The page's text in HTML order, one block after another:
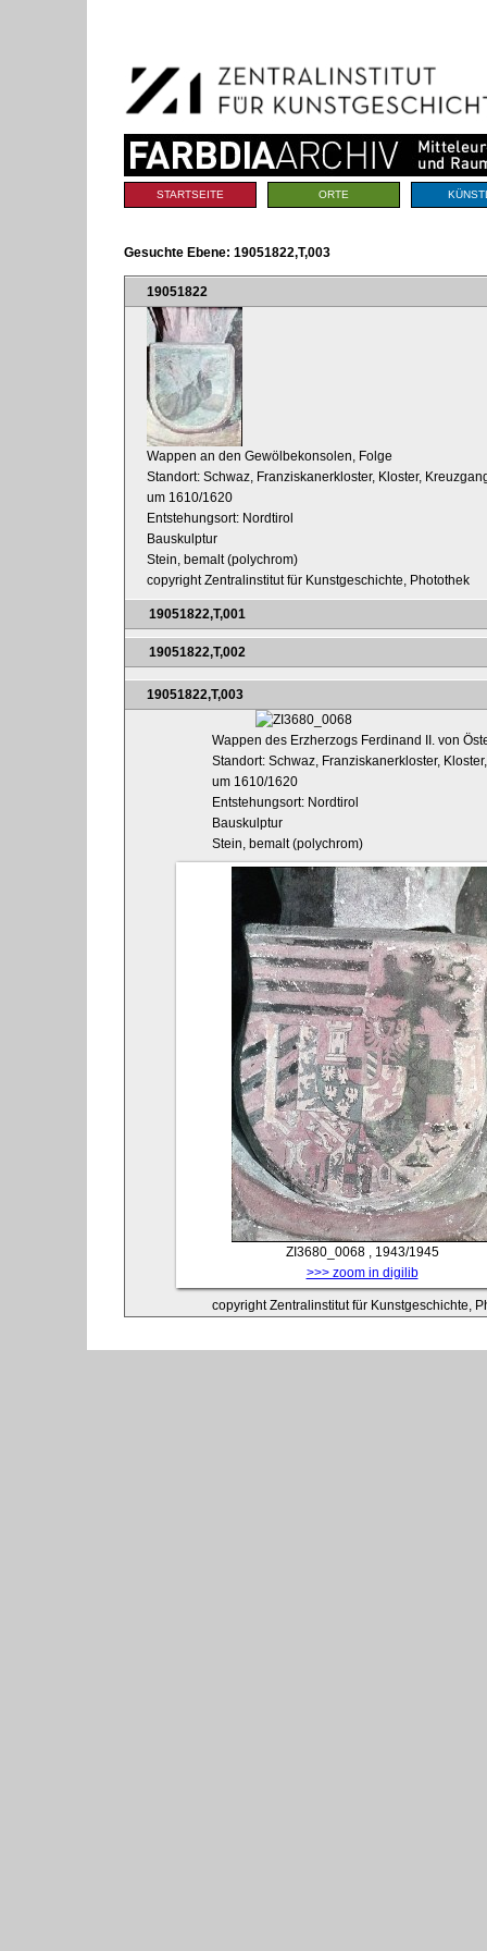
Navigation
Sektionen
STARTSEITE ORTE
Gesuchte Ebene: 19051822,T,003
19051822
Wappen an den Gewölbekonsolen, Folge
Standort: Schwaz, Franziskanerkloster, Kloster,
um 1610/1620
Entstehungsort: Nordtirol
Bauskulptur
Stein, bemalt (polychrom)
copyright Zentralinstitut für Kunstgeschichte, Photothek
19051822,T,001
19051822,T,002
19051822,T,003
Wappen des Erzherzogs Ferdinand II. von
Standort: Schwaz, Franziskanerkloster,
um 1610/1620
Entstehungsort: Nordtirol
Bauskulptur
Stein, bemalt (polychrom)
ZI3680_0068 , 1943/1945
>>> zoom in digilib
copyright Zentralinstitut für Kunstgeschichte,